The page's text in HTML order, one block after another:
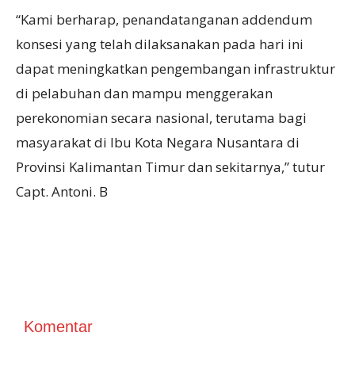
“Kami berharap, penandatanganan addendum
konsesi yang telah dilaksanakan pada hari ini
dapat meningkatkan pengembangan infrastruktur
di pelabuhan dan mampu menggerakan
perekonomian secara nasional, terutama bagi
masyarakat di Ibu Kota Negara Nusantara di
Provinsi Kalimantan Timur dan sekitarnya,” tutur
Capt. Antoni. B
Komentar